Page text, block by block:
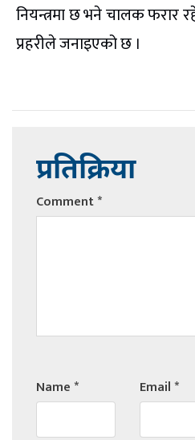
नियन्त्रमा छ भने चालक फरार
प्रहरीले जनाइएको छ ।
प्रतिक्रिया
Comment*
Name* Email*